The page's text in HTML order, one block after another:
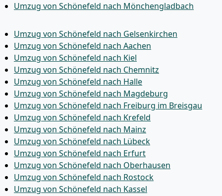
Umzug von Schönefeld nach Mönchen­gladbach
Umzug von Schönefeld nach Gelsenkirchen
Umzug von Schönefeld nach Aachen
Umzug von Schönefeld nach Kiel
Umzug von Schönefeld nach Chemnitz
Umzug von Schönefeld nach Halle
Umzug von Schönefeld nach Magdeburg
Umzug von Schönefeld nach Freiburg im Breisgau
Umzug von Schönefeld nach Krefeld
Umzug von Schönefeld nach Mainz
Umzug von Schönefeld nach Lübeck
Umzug von Schönefeld nach Erfurt
Umzug von Schönefeld nach Oberhausen
Umzug von Schönefeld nach Rostock
Umzug von Schönefeld nach Kassel